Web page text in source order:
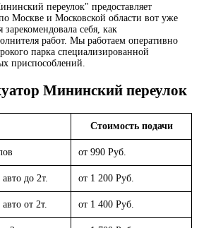
переулок" предоставляет
Москве и Московской области вот уже
зарекомендовала себя, как
работ. Мы работаем оперативно
парка специализированной
приспособлений.
Мининский переулок
Стоимость подачи
от 990 Руб.
до 2т. от 1 200 Руб.
от 2т. от 1 400 Руб.